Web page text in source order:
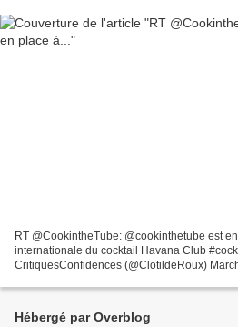
RT @CookintheTube: @cookinthetube est
internationale du cocktail Havana Club
CritiquesConfidences (@ClotildeRoux)
Hébergé par Overblog